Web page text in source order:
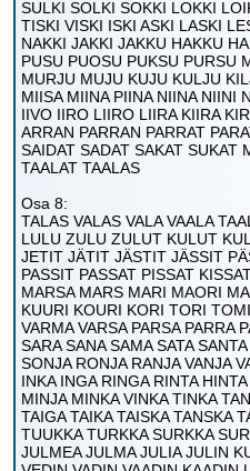
SULKI SOLKI SOKKI LOKKI
TISKI VISKI ISKI ASKI LASKI
NAKKI JAKKI JAKKU HAKKU
PUSU PUOSU PUKSU PURSU
MURJU MUJU KUJU KULJU
MIISA MIINA PIINA NIINA NIINI
IIVO IIRO LIIRO LIIRA KIIRA
ARRAN PARRAN PARRAT
SAIDAT SADAT SAKAT SUKAT
TAALAT TAALAS
Osa 8:
TALAS VALAS VALA VAALA
LULU ZULU ZULUT KULUT
JETIT JÄTIT JÄSTIT JÄSSIT
PASSIT PASSAT PISSAT
MARSA MARS MARI MAORI
KUURI KOURI KORI TORI
VARMA VARSA PARSA PARRA
SARA SANA SAMA SATA
SONJA RONJA RANJA VANJA
INKA INGA RINGA RINTA
MINJA MINKA VINKA TINKA
TAIGA TAIKA TAISKA TANSKA
TUUKKA TURKKA SURKKA
JULMEA JULMA JULIA JULIN